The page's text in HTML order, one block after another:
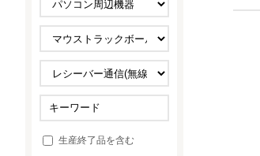
スマートフォン・
タブレット関連
防災・
セキュリティ用品
ドキュメントスキャニングサービス
導入事例
サステナビリティ
生産終了品を含む